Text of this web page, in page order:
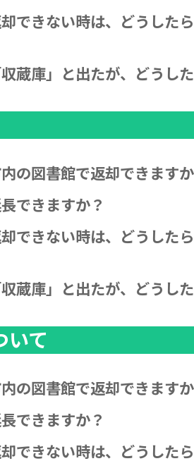
できない時は、どうした
蔵庫」と出たが、どうし
の図書館で返却できますか
できますか？
できない時は、どうした
蔵庫」と出たが、どうし
いて
の図書館で返却できますか
できますか？
できない時は、どうした